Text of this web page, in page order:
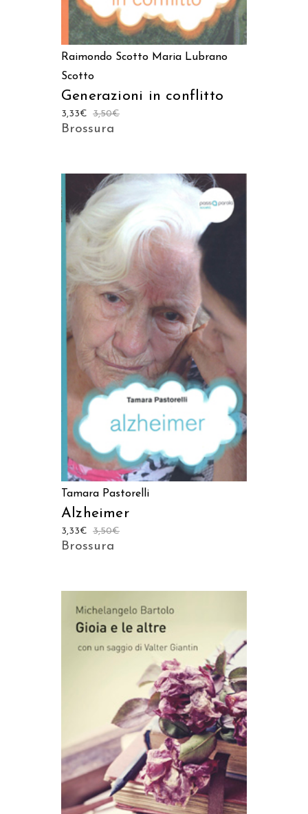
Raimondo Scotto Maria Lubrano
Scotto
Generazioni in conflitto
3,50€
3,33€
Brossura
AGGIUNGI AL CARRELLO
Tamara Pastorelli
Alzheimer
3,50€
3,33€
Brossura
AGGIUNGI AL CARRELLO